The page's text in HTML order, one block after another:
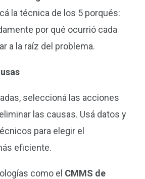
la técnica de los 5 porqués:
por qué ocurrió cada
a la raíz del problema.
seleccioná las acciones
las causas. Usá datos y
para elegir el
eficiente.
como el CMMS de